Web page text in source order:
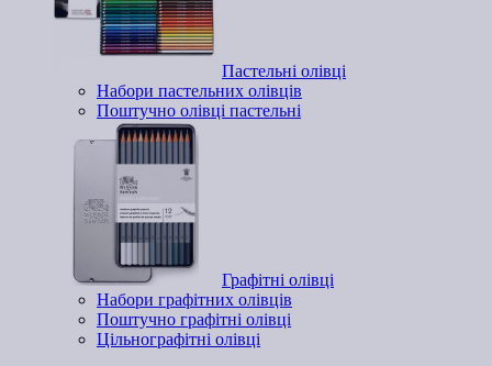
Пастельні олівці
Набори пастельних олівців
Поштучно олівці пастельні
Графітні олівці
Набори графітних олівців
Поштучно графітні олівці
Цільнографітні олівці